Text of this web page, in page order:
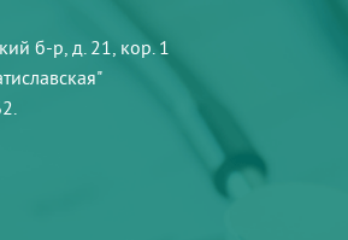
б-р, д. 21, кор. 1